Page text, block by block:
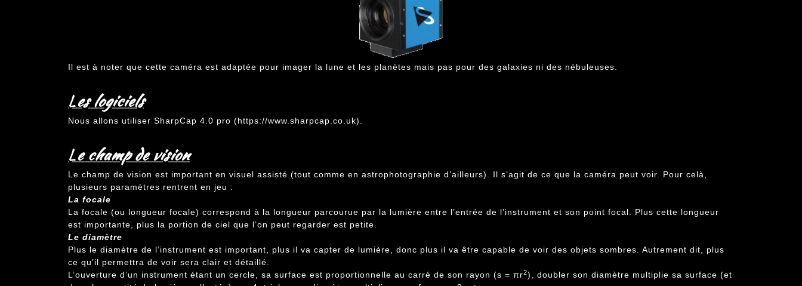
Il est à noter que cette caméra est adaptée pour imager la lune et les planètes mais pas pour des galaxies ni des nébuleuses.
Les logiciels
Nous allons utiliser SharpCap 4.0 pro (https://www.sharpcap.co.uk).
Lechamp de vision
Le champ de vision est important en visuel assisté (tout comme en astrophotographie d’ailleurs). Il s’agit de ce que la caméra peut voir. Pour celà,
plusieurs paramètres rentrent en jeu :
La focale
La focale (ou longueur focale) correspond à la longueur parcourue par la lumière entre l’entrée de l’instrument et son point focal. Plus cette longueur
est importante, plus la portion de ciel que l’on peut regarder est petite.
Le diamètre
Plus le diamètre de l’instrument est important, plus il va capter de lumière, donc plus il va être capable de voir des objets sombres. Autrement dit, plus
ce qu’il permettra de voir sera clair et détaillé.
L’ouverture d’un instrument étant un cercle, sa surface est proportionnelle au carré de son rayon (s = πr2), doubler son diamètre multiplie sa surface (et